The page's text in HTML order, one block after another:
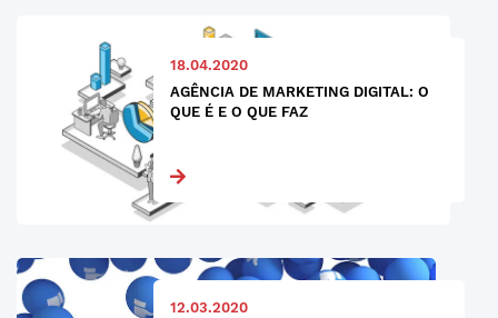
18.04.2020
AGÊNCIA DE MARKETING DIGITAL: O
QUE É E O QUE FAZ
12.03.2020